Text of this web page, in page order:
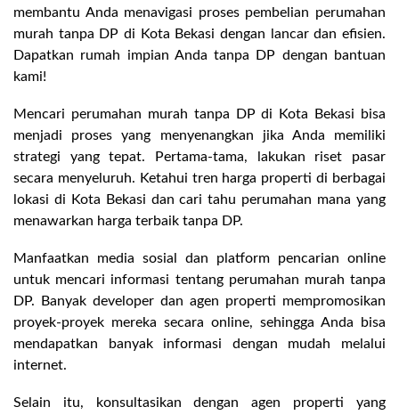
membantu Anda menavigasi proses pembelian perumahan
murah tanpa DP di Kota Bekasi dengan lancar dan efisien.
Dapatkan rumah impian Anda tanpa DP dengan bantuan
kami!
Mencari perumahan murah tanpa DP di Kota Bekasi bisa
menjadi proses yang menyenangkan jika Anda memiliki
strategi yang tepat. Pertama-tama, lakukan riset pasar
secara menyeluruh. Ketahui tren harga properti di berbagai
lokasi di Kota Bekasi dan cari tahu perumahan mana yang
menawarkan harga terbaik tanpa DP.
Manfaatkan media sosial dan platform pencarian online
untuk mencari informasi tentang perumahan murah tanpa
DP. Banyak developer dan agen properti mempromosikan
proyek-proyek mereka secara online, sehingga Anda bisa
mendapatkan banyak informasi dengan mudah melalui
internet.
Selain itu, konsultasikan dengan agen properti yang